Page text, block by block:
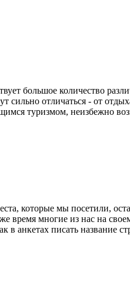
большое количество
сильно отличаться - от
туризмом, неизбежно
которые мы посетили,
многие из нас на
в анкетах писать название